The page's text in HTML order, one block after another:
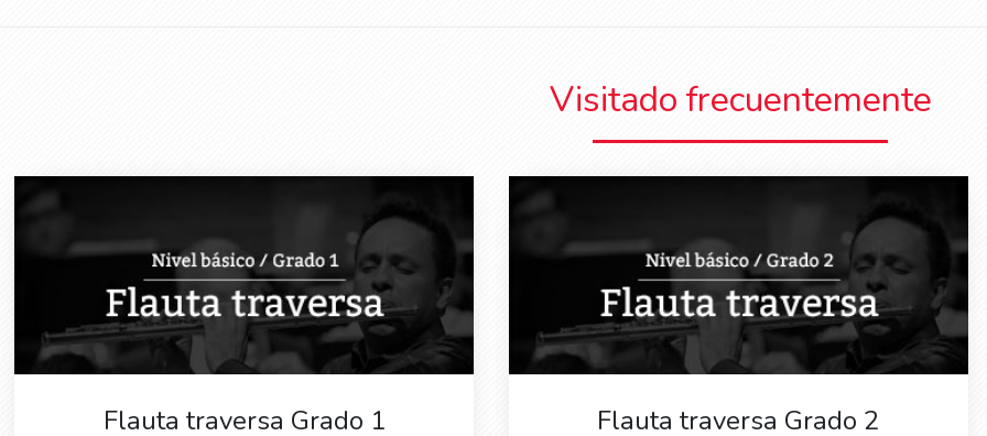
Visitado frecuentemente
Flauta traversa Grado 1 Flauta traversa Grado 2